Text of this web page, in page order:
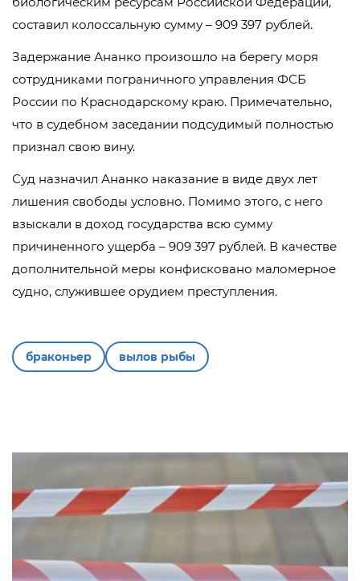
составил колоссальную сумму – 909 397 рублей.
Задержание Ананко произошло на берегу моря
сотрудниками пограничного управления ФСБ
России по Краснодарскому краю. Примечательно,
что в судебном заседании подсудимый полностью
признал свою вину.
Суд назначил Ананко наказание в виде двух лет
лишения свободы условно. Помимо этого, с него
взыскали в доход государства всю сумму
причиненного ущерба – 909 397 рублей. В качестве
дополнительной меры конфисковано маломерное
судно, служившее орудием преступления.
браконьер вылов рыбы